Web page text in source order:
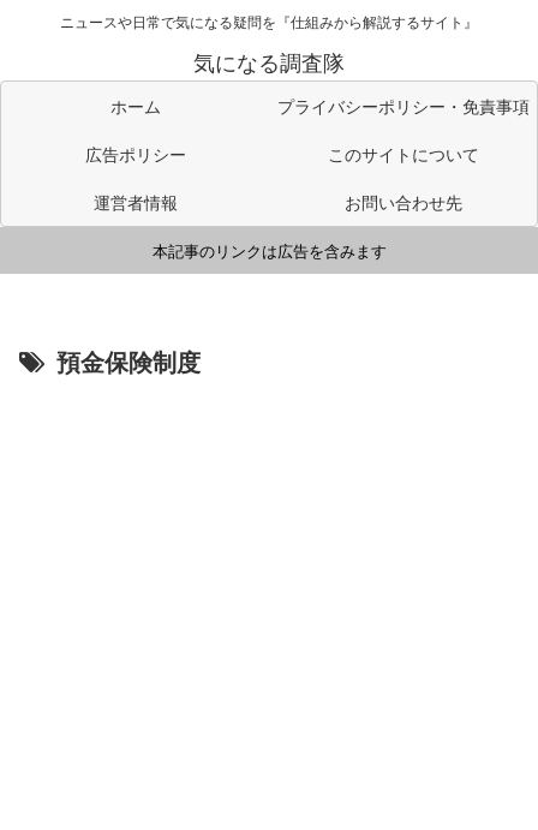
ニュースや日常で気になる疑問を『仕組みから解説するサイト』
気になる調査隊
ホーム
プライバシーポリシー・免責事項
広告ポリシー
このサイトについて
運営者情報
お問い合わせ先
本記事のリンクは広告を含みます
預金保険制度